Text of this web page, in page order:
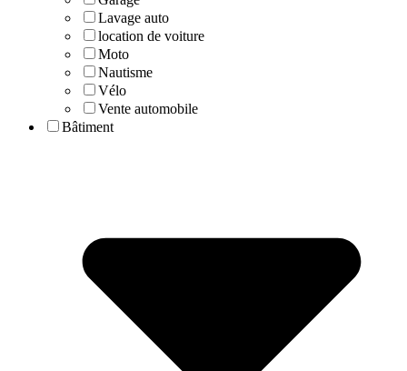
Lavage auto
location de voiture
Moto
Nautisme
Vélo
Vente automobile
Bâtiment